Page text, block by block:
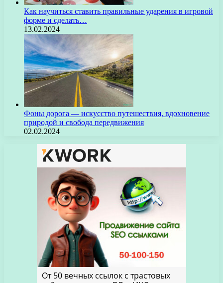
Как научиться ставить правильные ударения в игровой
форме и сделать…
13.02.2024
Фоны дорога — искусство путешествия, вдохновение
природой и свобода передвижения
02.02.2024